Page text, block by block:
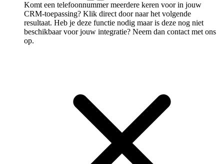
Komt een telefoonnummer meerdere keren voor in jouw
CRM-toepassing? Klik direct door naar het volgende
resultaat. Heb je deze functie nodig maar is deze nog niet
beschikbaar voor jouw integratie? Neem dan contact met ons
op.